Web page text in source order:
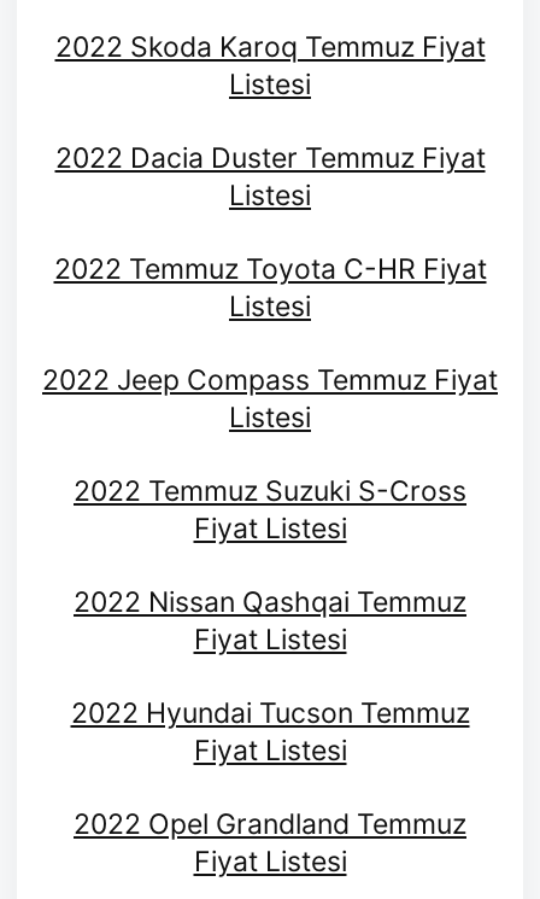
2022 Skoda Karoq Temmuz Fiyat
Listesi
2022 Dacia Duster Temmuz Fiyat
Listesi
2022 Temmuz Toyota C-HR Fiyat
Listesi
2022 Jeep Compass Temmuz Fiyat
Listesi
2022 Temmuz Suzuki S-Cross
Fiyat Listesi
2022 Nissan Qashqai Temmuz
Fiyat Listesi
2022 Hyundai Tucson Temmuz
Fiyat Listesi
2022 Opel Grandland Temmuz
Fiyat Listesi